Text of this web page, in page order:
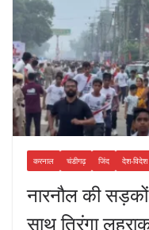
करनाल चंडीगढ़ जिंद देश-विदेश
नारनौल की
साथ तिरंगा